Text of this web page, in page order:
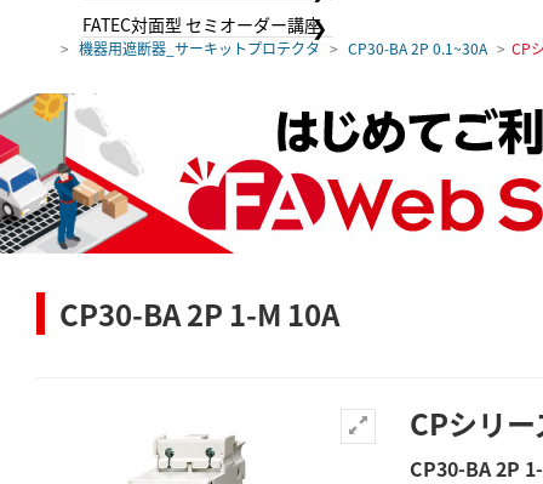
FATEC対面型 セミオーダー講座
機器用遮断器_サーキットプロテクタ CP30-BA 2P 0.1~30A CP
CP30-BA 2P 1-M 10A
CPシリ
CP30-BA 2P